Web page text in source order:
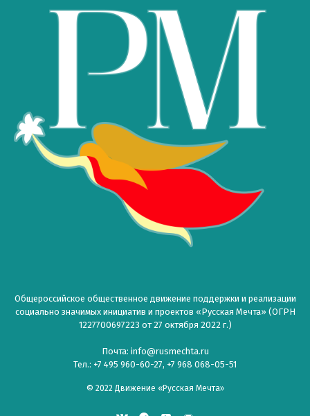
Общероссийское общественное движение поддержки и реализации
социально значимых инициатив и проектов «Русская Мечта» (ОГРН
1227700697223 от 27 октября 2022 г.)
Почта: info@rusmechta.ru
Тел.: +7 495 960-60-27, +7 968 068-05-51
© 2022 Движение «Русская Мечта»